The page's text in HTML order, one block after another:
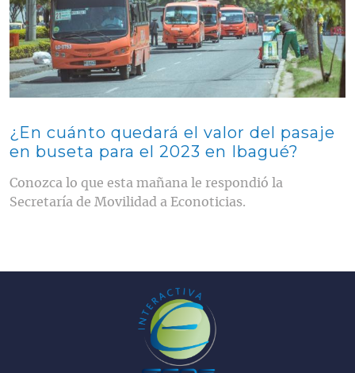
¿En cuánto quedará el valor del pasaje
en buseta para el 2023 en Ibagué?
Conozca lo que esta mañana le respondió la
Secretaría de Movilidad a Econoticias.